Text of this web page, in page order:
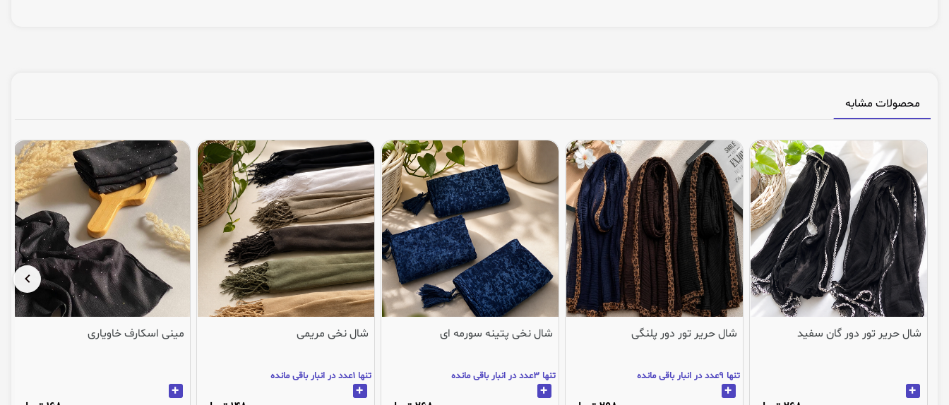
محصولات مشابه
شال حریر تور دور گان سفید
+
شال حریر تور دور پلنگی
تنها 9عدد در انبار باقی مانده
+
شال نخی پتینه سورمه ای
تنها 3عدد در انبار باقی مانده
+
شال نخی مریمی
تنها 1عدد در انبار باقی مانده
+
مینی اسکارف خاویاری
+